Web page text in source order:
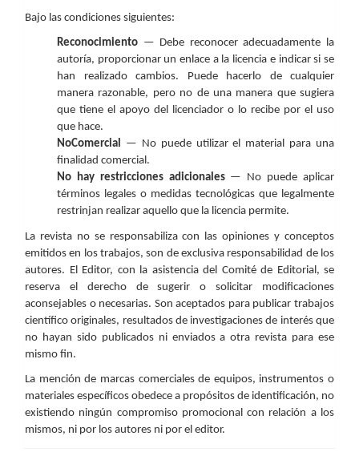
Bajo las condiciones siguientes:
Reconocimiento — Debe reconocer adecuadamente la
autoría, proporcionar un enlace a la licencia e indicar si se
han realizado cambios. Puede hacerlo de cualquier
manera razonable, pero no de una manera que sugiera
que tiene el apoyo del licenciador o lo recibe por el uso
que hace.
NoComercial — No puede utilizar el material para una
finalidad comercial.
No hay restricciones adicionales— No puede aplicar
términos legales o medidas tecnológicas que legalmente
restrinjan realizar aquello que la licencia permite.
La revista no se responsabiliza con las opiniones y conceptos
emitidos en los trabajos, son de exclusiva responsabilidad de los
autores. El Editor, con la asistencia del Comité de Editorial, se
reserva el derecho de sugerir o solicitar modificaciones
aconsejables o necesarias. Son aceptados para publicar trabajos
científico originales, resultados de investigaciones de interés que
no hayan sido publicados ni enviados a otra revista para ese
mismo fin.
La mención de marcas comerciales de equipos, instrumentos o
materiales específicos obedece a propósitos de identificación, no
existiendo ningún compromiso promocional con relación a los
mismos, ni por los autores ni por el editor.